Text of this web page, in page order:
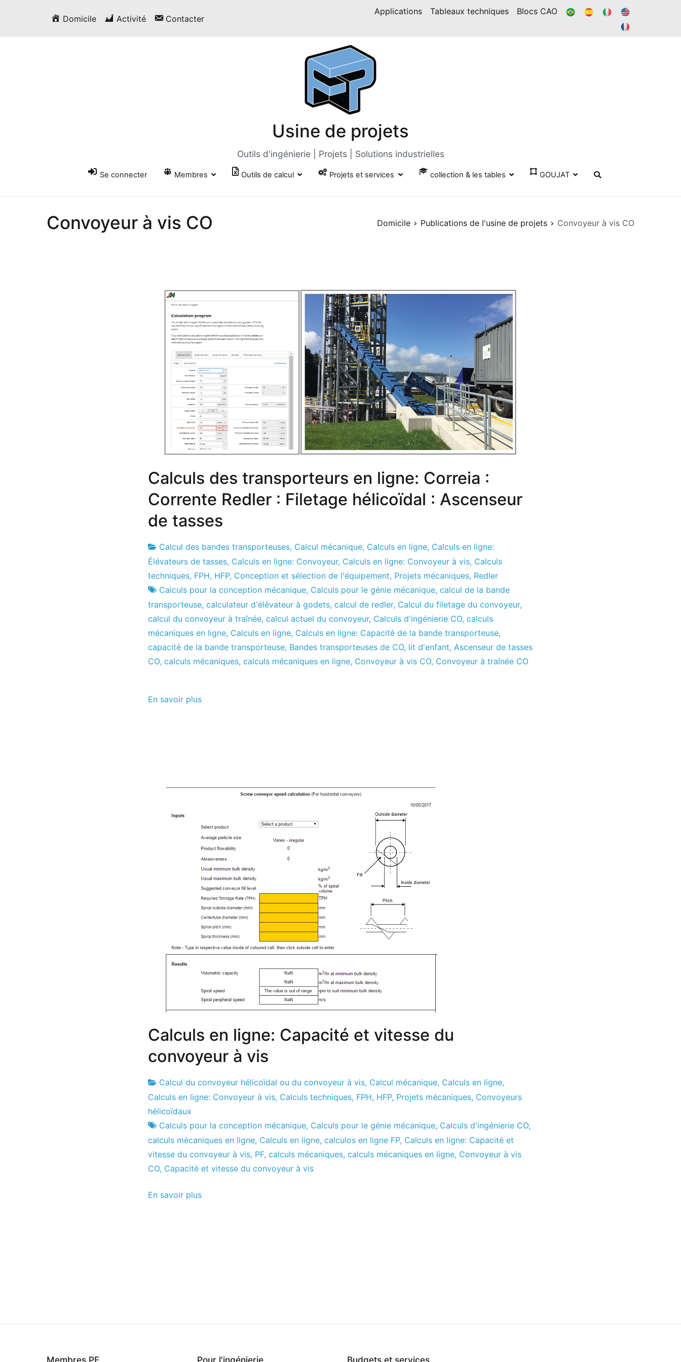
Domicile Activité Contacter
Applications Tableaux techniques Blocs CAO BR ES
Usine de projets
Outils d'ingénierie | Projets | Solutions industrielles
Se connecter Membres Outils de calcul Projets et services collection & les tables GOUJAT
Convoyeur à vis CO Domicile Publications de l'usine de projets Convoyeur à vis CO
Calculs des transporteurs en ligne: Correia :
Corrente Redler : Filetage hélicoïdal : Ascenseur
de tasses
Usine
de
projets
16
le
juin
le
2021
Calcul des bandes transporteuses, Calcul mécanique, Calculs en ligne, Calculs en ligne:
Élévateurs de tasses, Calculs en ligne: Convoyeur, Calculs en ligne: Convoyeur à vis, Calculs
techniques, FPH, HFP, Conception et sélection de l'équipement, Projets mécaniques, Redler
Calculs pour la conception mécanique, Calculs pour le génie mécanique, calcul de la bande
transporteuse, calculateur d'élévateur à godets, calcul de redler, Calcul du filetage du convoyeur,
calcul du convoyeur à traînée, calcul actuel du convoyeur, Calculs d'ingénierie CO, calculs
mécaniques en ligne, Calculs en ligne, Calculs en ligne: Capacité de la bande transporteuse,
capacité de la bande transporteuse, Bandes transporteuses de CO, lit d'enfant, Ascenseur de tasses
CO, calculs mécaniques, calculs mécaniques en ligne, Convoyeur à vis CO, Convoyeur à traînée CO
En savoir plus
Calculs en ligne: Capacité et vitesse du
convoyeur à vis
Usine
de
projets
1
le
mois
d'avril
le
2012
Calcul du convoyeur hélicoïdal ou du convoyeur à vis, Calcul mécanique, Calculs en ligne,
Calculs en ligne: Convoyeur à vis, Calculs techniques, FPH, HFP, Projets mécaniques, Convoyeurs
hélicoïdaux
Calculs pour la conception mécanique, Calculs pour le génie mécanique, Calculs d'ingénierie CO,
calculs mécaniques en ligne, Calculs en ligne, calculos en ligne FP, Calculs en ligne: Capacité et
vitesse du convoyeur à vis, PF, calculs mécaniques, calculs mécaniques en ligne, Convoyeur à vis
CO, Capacité et vitesse du convoyeur à vis
En savoir plus
Membres PF Pour l'ingénierie Budgets et services